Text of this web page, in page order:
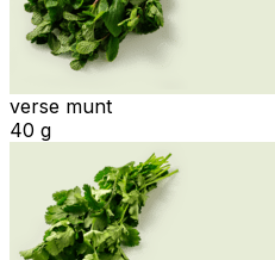
verse munt
40 g